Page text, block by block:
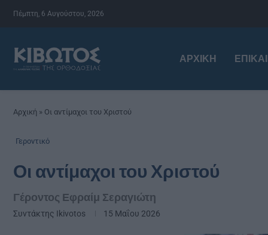
Πέμπτη, 6 Αυγούστου, 2026
ΑΡΧΙΚΉ
Αρχική » Οι αντίμαχοι του Χριστού
Γεροντικό
Οι αντίμαχοι του Χριστού
Γέροντος Εφραίμ Σεραγιώτη
Συντάκτης Ikivotos 15 Μαΐου 2026